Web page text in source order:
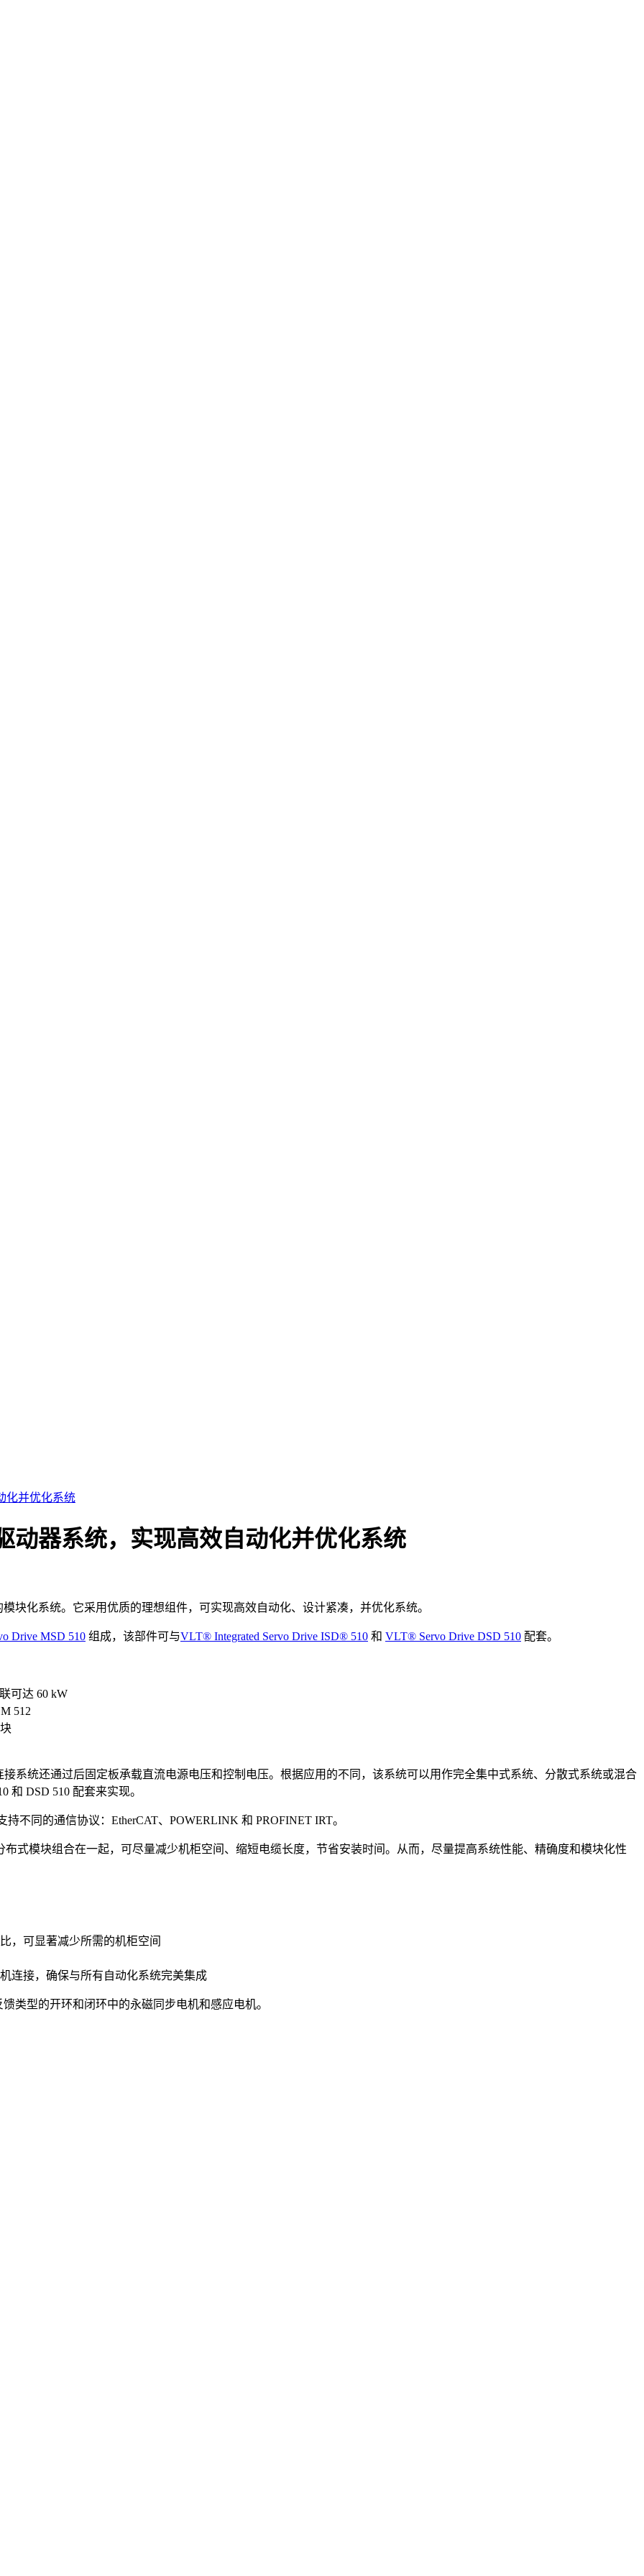
化并优化系统
器系统，实现高效自动化并优化系统
化系统。它采用优质的理想组件，可实现高效自动化、设计紧凑，并优化系统。
Drive MSD 510 组成，该部件可与VLT® Integrated Servo Drive ISD® 510 和 VLT® Servo Drive DSD 510 配套。
可达 60 kW
512
系统还通过后固定板承载直流电源电压和控制电压。根据应用的不同，该系统可以用作完全集中式系统、分散式系统或混合
和 DSD 510 配套来实现。
不同的通信协议：EtherCAT、POWERLINK 和 PROFINET IRT。
式模块组合在一起，可尽量减少机柜空间、缩短电缆长度，节省安装时间。从而，尽量提高系统性能、精确度和模块化性
，可显著减少所需的机柜空间
连接，确保与所有自动化系统完美集成
类型的开环和闭环中的永磁同步电机和感应电机。